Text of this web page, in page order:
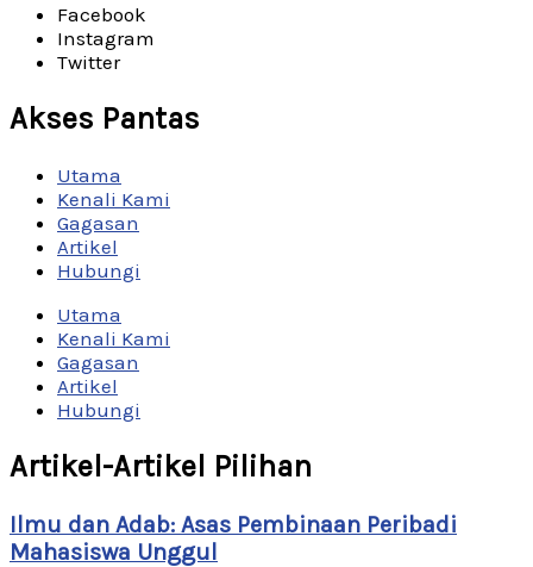
Facebook
Instagram
Twitter
Akses Pantas
Utama
Kenali Kami
Gagasan
Artikel
Hubungi
Utama
Kenali Kami
Gagasan
Artikel
Hubungi
Artikel-Artikel Pilihan
Ilmu dan Adab: Asas Pembinaan Peribadi
Mahasiswa Unggul